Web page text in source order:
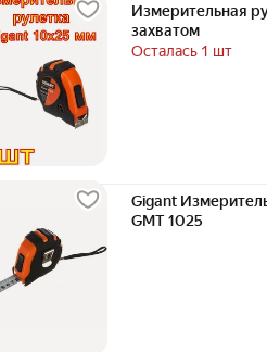
Измерительная
захватом
Осталась 1 шт
Gigant
GMT 1025